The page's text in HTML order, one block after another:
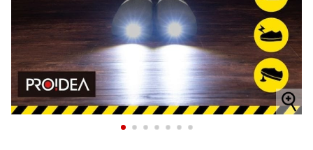
1 2 3 4 5 6 7